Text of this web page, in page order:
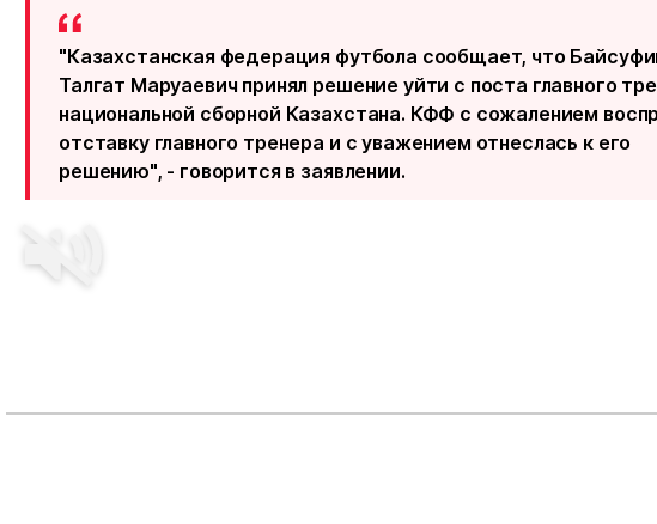
"Казахстанская федерация футбола сообщает, что
Талгат Маруаевич принял решение уйти с поста главного
национальной сборной Казахстана. КФФ с сожалением
отставку главного тренера и с уважением отнеслась к его
решению", - говорится в заявлении.